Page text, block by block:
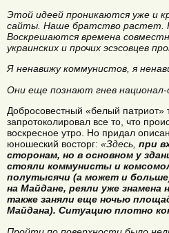
Этой идеей проникаются уже и
сайты. Наше братство растет.
Воскрешаются времена
украинских и прочих эсэсовцев
Я ненавижу коммунистов, я
Они еще познают гнев национал-
Добросовестный «белый патриот»
запротоколировал все то, что
воскресное утро. Но придал
юношеский восторг: «Здесь, при
сторонам, но в основном у
стояли коммунисты и
полутысячи (а может и
на Майдане, реяли уже знамена
также заняли еще ночью
Майдана). Ситуацию плотно